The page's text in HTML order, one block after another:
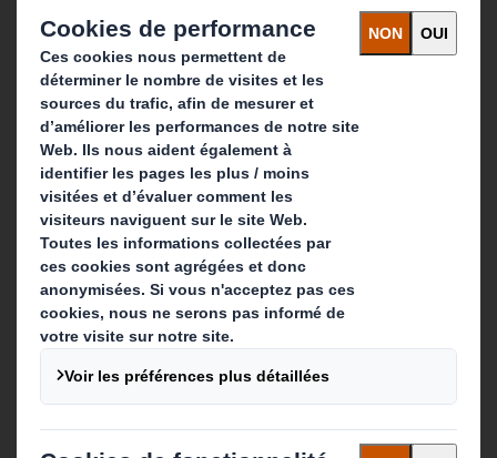
Qui sommes-nous ?
A propos
Investisseurs
Développement durable
Actualité
Carrière
Que faisons-nous ?
Solutions d'emballage